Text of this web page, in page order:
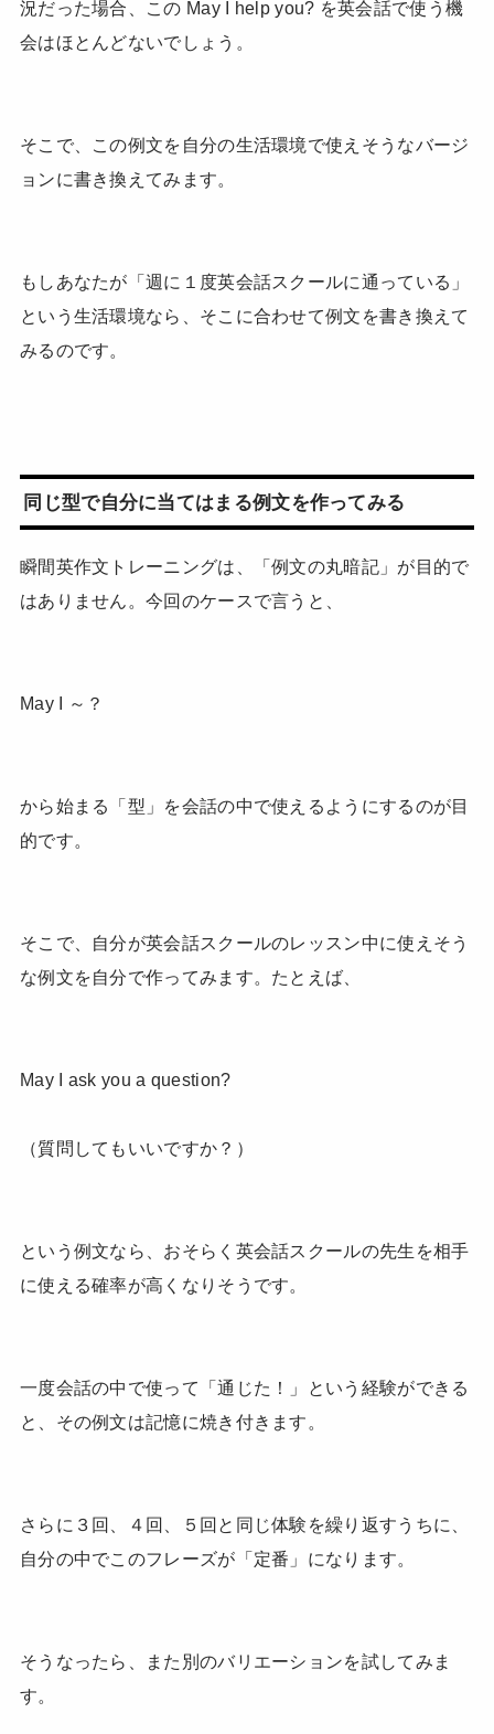
況だった場合、この May I help you? を英会話で使う機
会はほとんどないでしょう。
そこで、この例文を自分の生活環境で使えそうなバージ
ョンに書き換えてみます。
もしあなたが「週に１度英会話スクールに通っている」
という生活環境なら、そこに合わせて例文を書き換えて
みるのです。
同じ型で自分に当てはまる例文を作ってみる
瞬間英作文トレーニングは、「例文の丸暗記」が目的で
はありません。今回のケースで言うと、
May I ～？
から始まる「型」を会話の中で使えるようにするのが目
的です。
そこで、自分が英会話スクールのレッスン中に使えそう
な例文を自分で作ってみます。たとえば、
May I ask you a question?
（質問してもいいですか？）
という例文なら、おそらく英会話スクールの先生を相手
に使える確率が高くなりそうです。
一度会話の中で使って「通じた！」という経験ができる
と、その例文は記憶に焼き付きます。
さらに３回、４回、５回と同じ体験を繰り返すうちに、
自分の中でこのフレーズが「定番」になります。
そうなったら、また別のバリエーションを試してみま
す。